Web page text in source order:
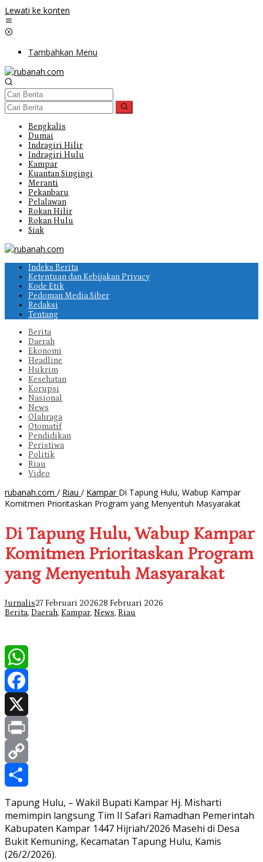
Lewati ke konten
Tambahkan Menu
Bengkalis
Dumai
Indragiri Hilir
Indragiri Hulu
Kampar
Kuantan Singingi
Meranti
Pekanbaru
Pelalawan
Rokan Hilir
Rokan Hulu
Siak
Indeks Berita
Ketentuan dan Kebijakan Privacy
Kode Etik
Pedoman Media Siber
Redaksi
Tentang
Berita
Daerah
Ekonomi
Headline
Hukrim
Kesehatan
Korupsi
Nasional
News
Olahraga
Otomatif
Pendidikan
Peristiwa
Politik
Riau
Video
rubanah.com / Riau / Kampar Di Tapung Hulu, Wabup Kampar
Komitmen Prioritaskan Program yang Menyentuh Masyarakat
Di Tapung Hulu, Wabup Kampar
Komitmen Prioritaskan Program
yang Menyentuh Masyarakat
Jurnalis27 Februari 202628 Februari 2026
Berita, Daerah, Kampar, News, Riau
WhatsApp
Facebook
X
Print
Copy
Link
Share
Tapung Hulu, – Wakil Bupati Kampar Hj. Misharti
memimpin langsung Tim II Safari Ramadhan Pemerintah
Kabupaten Kampar 1447 Hijriah/2026 Masehi di Desa
Bukit Kemuning, Kecamatan Tapung Hulu, Kamis
(26/2/2026).